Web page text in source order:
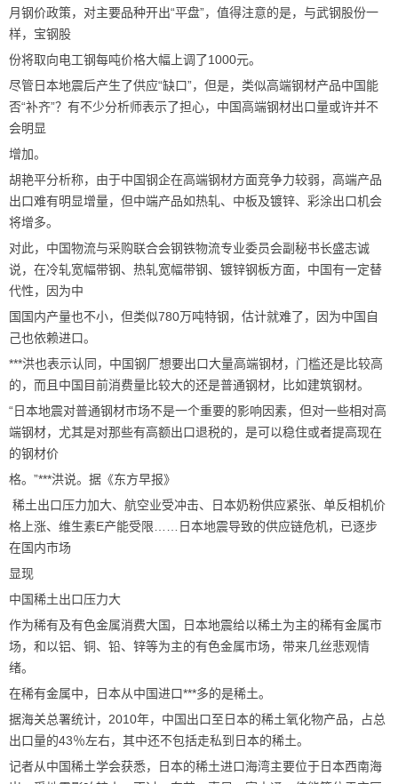
月钢价政策，对主要品种开出“平盘”，值得注意的是，与武钢股份一
样，宝钢股
份将取向电工钢每吨价格大幅上调了1000元。
尽管日本地震后产生了供应“缺口”，但是，类似高端钢材产品中国能
否“补齐”？有不少分析师表示了担心，中国高端钢材出口量或许并不
会明显
增加。
胡艳平分析称，由于中国钢企在高端钢材方面竞争力较弱，高端产品
出口难有明显增量，但中端产品如热轧、中板及镀锌、彩涂出口机会
将增多。
对此，中国物流与采购联合会钢铁物流专业委员会副秘书长盛志诚
说，在冷轧宽幅带钢、热轧宽幅带钢、镀锌钢板方面，中国有一定替
代性，因为中
国国内产量也不小，但类似780万吨特钢，估计就难了，因为中国自
己也依赖进口。
***洪也表示认同，中国钢厂想要出口大量高端钢材，门槛还是比较高
的，而且中国目前消费量比较大的还是普通钢材，比如建筑钢材。
“日本地震对普通钢材市场不是一个重要的影响因素，但对一些相对高
端钢材，尤其是对那些有高额出口退税的，是可以稳住或者提高现在
的钢材价
格。”***洪说。据《东方早报》
稀土出口压力加大、航空业受冲击、日本奶粉供应紧张、单反相机价
格上涨、维生素E产能受限……日本地震导致的供应链危机，已逐步
在国内市场
显现
中国稀土出口压力大
作为稀有及有色金属消费大国，日本地震给以稀土为主的稀有金属市
场，和以铝、铜、铅、锌等为主的有色金属市场，带来几丝悲观情
绪。
在稀有金属中，日本从中国进口***多的是稀土。
据海关总署统计，2010年，中国出口至日本的稀土氧化物产品，占总
出口量的43％左右，其中还不包括走私到日本的稀土。
记者从中国稀土学会获悉，日本的稀土进口海湾主要位于日本西南海